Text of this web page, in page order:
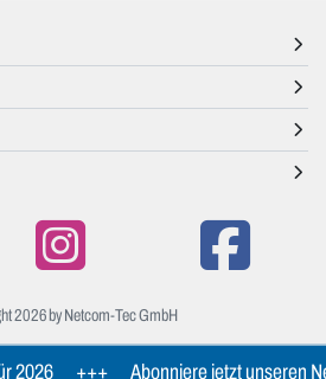
2026 by Netcom-Tec GmbH
2026 +++ Abonniere jetzt unseren